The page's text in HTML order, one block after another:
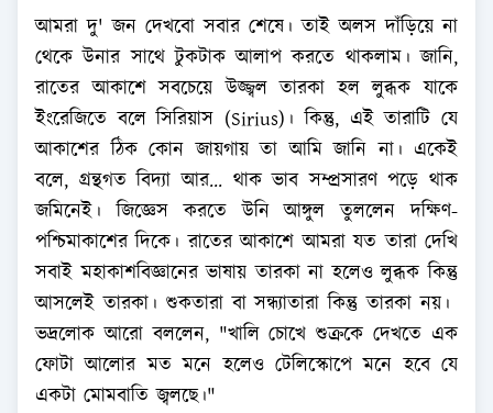
আমরা দু' জন দেখবো সবার শেষে। তাই অলস দাঁড়িয়ে না
থেকে উনার সাথে টুকটাক আলাপ করতে থাকলাম। জানি,
রাতের আকাশে সবচেয়ে উজ্জ্বল তারকা হল লুব্ধক যাকে
ইংরেজিতে বলে সিরিয়াস (Sirius)। কিন্তু, এই তারাটি যে
আকাশের ঠিক কোন জায়গায় তা আমি জানি না। একেই
বলে, গ্রন্থগত বিদ্যা আর... থাক ভাব সম্প্রসারণ পড়ে থাক
জমিনেই। জিজ্ঞেস করতে উনি আঙ্গুল তুললেন দক্ষিণ-
পশ্চিমাকাশের দিকে। রাতের আকাশে আমরা যত তারা দেখি
সবাই মহাকাশবিজ্ঞানের ভাষায় তারকা না হলেও লুব্ধক কিন্তু
আসলেই তারকা। শুকতারা বা সন্ধ্যাতারা কিন্তু তারকা নয়।
ভদ্রলোক আরো বললেন, "খালি চোখে শুক্রকে দেখতে এক
ফোটা আলোর মত মনে হলেও টেলিস্কোপে মনে হবে যে
একটা মোমবাতি জ্বলছে।"